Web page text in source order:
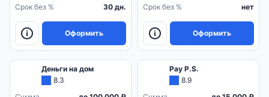
Срок без %
30 дн.
Оформить
Срок без %
нет
Оформить
Деньги на дом
8.3
Pay P.S.
8.9